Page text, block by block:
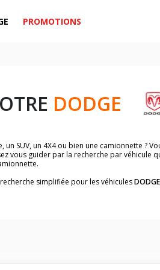
PROMOTIONS
DODGE
SUV, un 4X4 ou bien une camionnette ?
vous guider par la recherche par véhicule
simplifiée pour les véhiculesDODGE
indiquées sur le flanc des pneumatiques,